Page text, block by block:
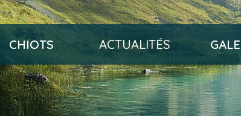
CHIOTS ACTUALITÉS